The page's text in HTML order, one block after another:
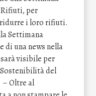
Rifiuti, per
i loro rifiuti.
Settimana
di una news nella
visibile per
del
Oltre al